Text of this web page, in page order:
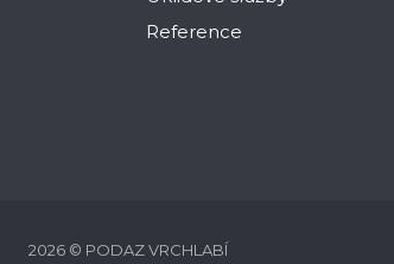
Reference
2026 © PODAZ VRCHLABÍ